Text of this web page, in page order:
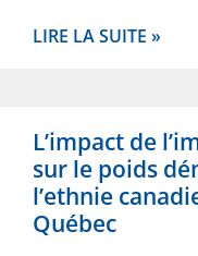
LIRE LA SUITE »
L’impact de
sur le poids
l’ethnie
Québec